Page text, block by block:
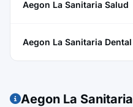
Aegon La Sanitaria Salud
Aegon La Sanitaria Dental
Aegon La